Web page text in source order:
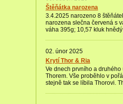
Štěňátka narozena
3.4.2025 narozeno 8
narozena slečna červená s
váha 395g; 10,57 kluk
02. únor 2025
Krytí Thor & Ria
Ve dnech prvního a
Thorem. Vše proběhlo v
stejně tak se líbila Thorovi.